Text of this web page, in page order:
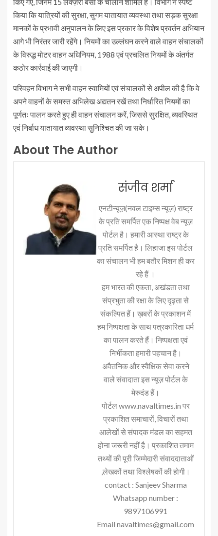
किए गए, जिनमें 15 लक्ज़री बसों के चालान शामिल हैं। विभाग ने स्पष्ट
किया कि यात्रियों की सुरक्षा, सुगम यातायात व्यवस्था तथा सड़क सुरक्षा
मानकों के प्रभावी अनुपालन के लिए इस प्रकार के विशेष प्रवर्तन अभियान
आगे भी निरंतर जारी रहेंगे। नियमों का उल्लंघन करने वाले वाहन संचालकों
के विरुद्ध मोटर वाहन अधिनियम, 1988 एवं प्रचलित नियमों के अंतर्गत
कठोर कार्रवाई की जाएगी।
परिवहन विभाग ने सभी वाहन स्वामियों एवं संचालकों से अपील की है कि वे
अपने वाहनों के समस्त अभिलेख अद्यतन रखें तथा निर्धारित नियमों का
पूर्णतः पालन करते हुए ही वाहन संचालन करें, जिससे सुरक्षित, व्यवस्थित
एवं निर्बाध यातायात व्यवस्था सुनिश्चित की जा सके।
About The Author
संजीव शर्मा
एनटीन्यूज़(नवल टाइम्स न्यूज़) राष्ट्र
के प्रति समर्पित एक निष्पक्ष वेब न्यूज़
पोर्टल है। हमारी आस्था राष्ट्र के
प्रति समर्पित है। लिहाजा इस पोर्टल
का संचालन भी हम बतौर मिशन ही कर
रहे हैं ।
हम भारत की एकता, अखंडता तथा
संप्रभुता की रक्षा के लिए दृढ़ता से
संकल्पित हैं। ख़बरों के प्रकाशन में
हम निष्पक्षता के साथ पत्रकारिता धर्म
का पालन करते हैं। निष्पक्षता एवं
निर्भीकता हमारी पहचान है।
अवैतनिक और स्वैक्षिक सेवा करने
वाले संवादाता इस न्यूज़ पोर्टल के
मेरुदंड हैं।
पोर्टल www.navaltimes.in पर
प्रकाशित समाचारों, विचारों तथा
आलेखों से संपादक मंडल का सहमत
होना जरूरी नहीं है। प्रकाशित तमाम
तथ्यों की पूरी जिम्मेदारी संवाददाताओं
,लेखकों तथा विश्लेषकों की होगी।
contact : Sanjeev Sharma
Whatsapp number :
9897106991
Email navaltimes@gmail.com